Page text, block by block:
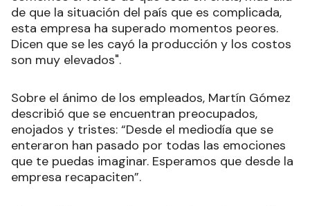
de que la situación del país que es complicada,
esta empresa ha superado momentos peores.
Dicen que se les cayó la producción y los costos
son muy elevados".
Sobre el ánimo de los empleados, Martín Gómez
describió que se encuentran preocupados,
enojados y tristes: “Desde el mediodía que se
enteraron han pasado por todas las emociones
que te puedas imaginar. Esperamos que desde la
empresa recapaciten”.